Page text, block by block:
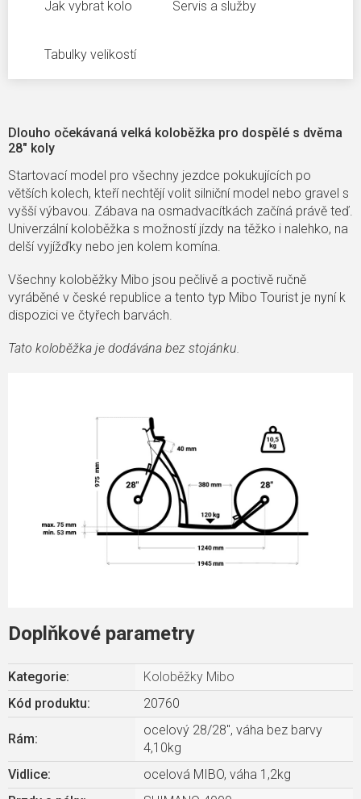
Jak vybrat kolo Servis a služby
Tabulky velikostí
Dlouho očekávaná velká koloběžka pro dospělé s dvěma
28" koly
Startovací model pro všechny jezdce pokukujících po
větších kolech, kteří nechtějí volit silniční model nebo gravel s
vyšší výbavou. Zábava na osmadvacítkách začíná právě teď.
Univerzální koloběžka s možností jízdy na těžko i nalehko, na
delší vyjížďky nebo jen kolem komína.
Všechny koloběžky Mibo jsou pečlivě a poctivě ručně
vyráběné v české republice a tento typ Mibo Tourist je nyní k
dispozici ve čtyřech barvách.
Tato koloběžka je dodávána bez stojánku.
Doplňkové parametry
Kategorie:
Koloběžky Mibo
Kód produktu:
20760
Rám:
ocelový 28/28", váha bez barvy
4,10kg
Vidlice:
ocelová MIBO, váha 1,2kg